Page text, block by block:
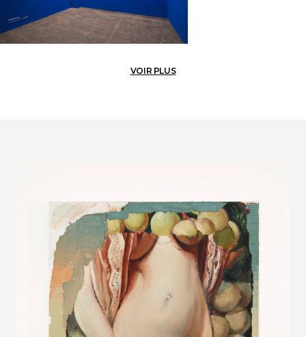
VOIR PLUS